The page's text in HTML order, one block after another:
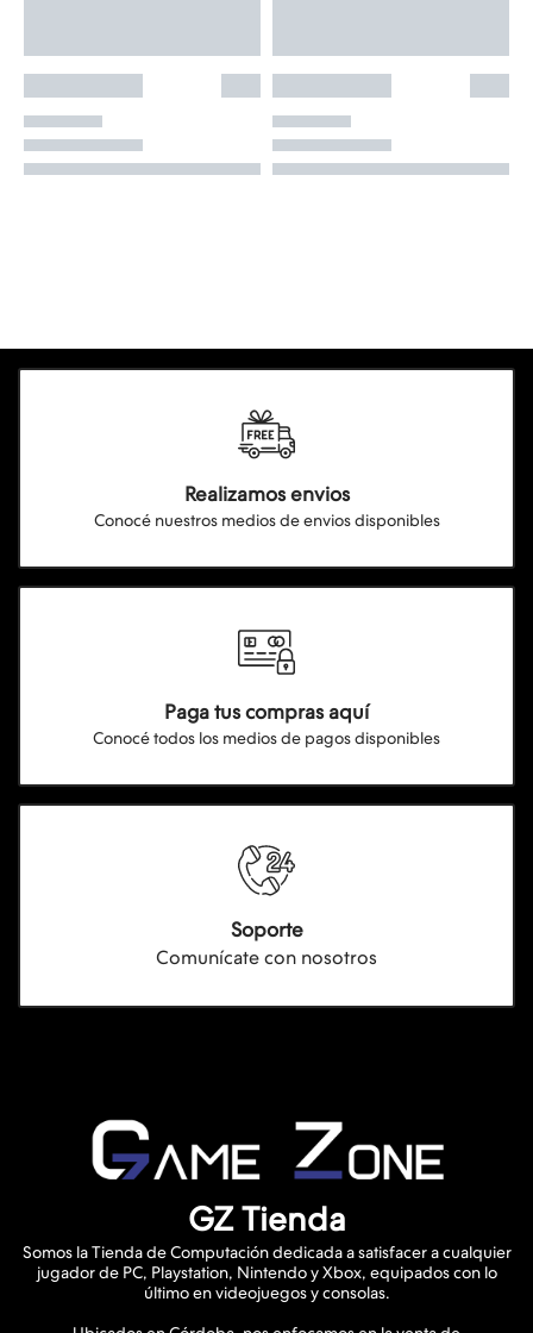
Realizamos envios
Conocé nuestros medios de envios disponibles
Paga tus compras aquí
Conocé todos los medios de pagos disponibles
Soporte
Comunícate con nosotros
GZ Tienda
Somos la Tienda de Computación dedicada a satisfacer a cualquier
jugador de PC, Playstation, Nintendo y Xbox, equipados con lo
último en videojuegos y consolas.